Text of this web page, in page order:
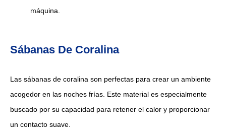
máquina.
Sábanas De Coralina
Las sábanas de coralina son perfectas para crear un ambiente
acogedor en las noches frías. Este material es especialmente
buscado por su capacidad para retener el calor y proporcionar
un contacto suave.